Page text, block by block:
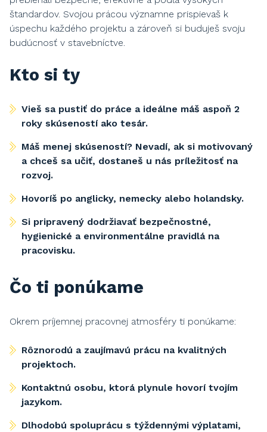
štandardov. Svojou prácou významne prispievaš k
úspechu každého projektu a zároveň si buduješ svoju
budúcnosť v stavebníctve.
Kto si ty
Vieš sa pustiť do práce a ideálne máš aspoň 2
roky skúseností ako tesár.
Máš menej skúseností? Nevadí, ak si motivovaný
a chceš sa učiť, dostaneš u nás príležitosť na
rozvoj.
Hovoríš po anglicky, nemecky alebo holandsky.
Si pripravený dodržiavať bezpečnostné,
hygienické a environmentálne pravidlá na
pracovisku.
Čo ti ponúkame
Okrem príjemnej pracovnej atmosféry ti ponúkame:
Rôznorodú a zaujímavú prácu na kvalitných
projektoch.
Kontaktnú osobu, ktorá plynule hovorí tvojím
jazykom.
Dlhodobú spoluprácu s týždennými výplatami,